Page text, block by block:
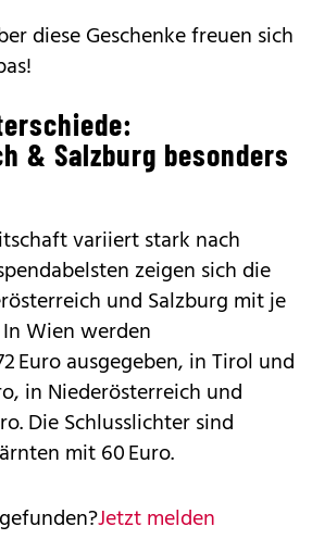
diese Geschenke freuen sich
& Salzburg besonders
variiert stark nach
zeigen sich die
und Salzburg mit je
Wien werden
Euro ausgegeben, in Tirol und
in Niederösterreich und
Die Schlusslichter sind
mit 60 Euro.
Jetzt melden